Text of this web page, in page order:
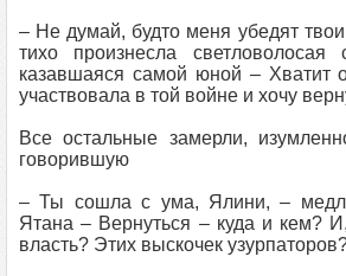
– Не думай, будто меня убедят
тихо произнесла
казавшаяся самой юной – Хватит
участвовала в той войне и хочу
Все остальные замерли,
говорившую
– Ты сошла с ума, Ялини, –
Ятана – Вернуться – куда и кем?
власть? Этих выскочек